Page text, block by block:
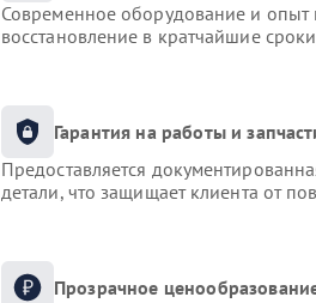
Современное оборудование и опыт
восстановление в кратчайшие
Гарантия на работы и
Предоставляется
детали, что защищает клиента от
Прозрачное